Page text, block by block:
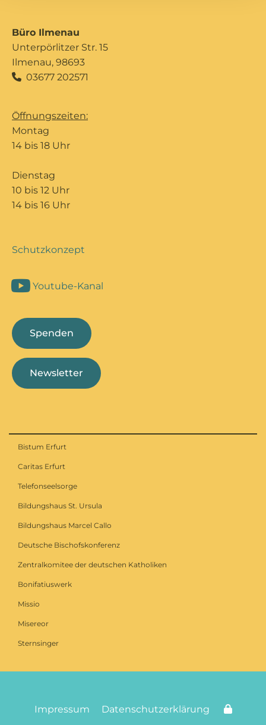
Büro Ilmenau
Unterpörlitzer Str. 15
Ilmenau, 98693
 03677 202571
Öffnungszeiten:
Montag
14 bis 18 Uhr
Dienstag
10 bis 12 Uhr
14 bis 16 Uhr
Schutzkonzept
Youtube-Kanal
Spenden
Newsletter
Bistum Erfurt
Caritas Erfurt
Telefonseelsorge
Bildungshaus St. Ursula
Bildungshaus Marcel Callo
Deutsche Bischofskonferenz
Zentralkomitee der deutschen Katholiken
Bonifatiuswerk
Missio
Misereor
Sternsinger
Impressum Datenschutzerklärung